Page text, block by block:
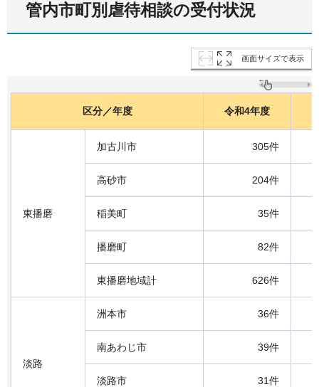
管内市町別虐待相談の受付状況
画面サイズで表示
区分／年度 令和4年度
東播磨
加古川市 305件
高砂市 204件
稲美町 35件
播磨町 82件
東播磨地域計 626件
淡路
洲本市 36件
南あわじ市 39件
淡路市 31件